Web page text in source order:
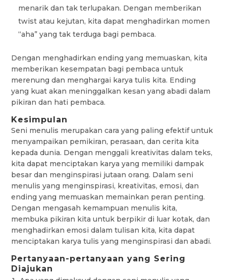
menarik dan tak terlupakan. Dengan memberikan
twist atau kejutan, kita dapat menghadirkan momen
“aha” yang tak terduga bagi pembaca.
Dengan menghadirkan ending yang memuaskan, kita
memberikan kesempatan bagi pembaca untuk
merenung dan menghargai karya tulis kita. Ending
yang kuat akan meninggalkan kesan yang abadi dalam
pikiran dan hati pembaca.
Kesimpulan
Seni menulis merupakan cara yang paling efektif untuk
menyampaikan pemikiran, perasaan, dan cerita kita
kepada dunia. Dengan menggali kreativitas dalam teks,
kita dapat menciptakan karya yang memiliki dampak
besar dan menginspirasi jutaan orang. Dalam seni
menulis yang menginspirasi, kreativitas, emosi, dan
ending yang memuaskan memainkan peran penting.
Dengan mengasah kemampuan menulis kita,
membuka pikiran kita untuk berpikir di luar kotak, dan
menghadirkan emosi dalam tulisan kita, kita dapat
menciptakan karya tulis yang menginspirasi dan abadi.
Pertanyaan-pertanyaan yang Sering
Diajukan